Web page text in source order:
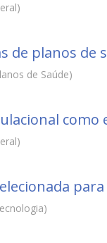
de planos de
de Saúde)